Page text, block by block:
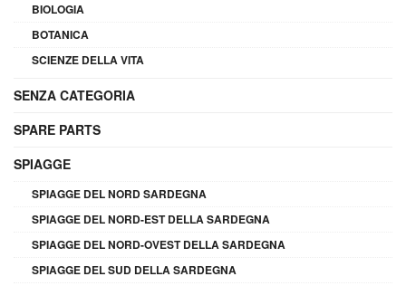
BIOLOGIA
BOTANICA
SCIENZE DELLA VITA
SENZA CATEGORIA
SPARE PARTS
SPIAGGE
SPIAGGE DEL NORD SARDEGNA
SPIAGGE DEL NORD-EST DELLA SARDEGNA
SPIAGGE DEL NORD-OVEST DELLA SARDEGNA
SPIAGGE DEL SUD DELLA SARDEGNA